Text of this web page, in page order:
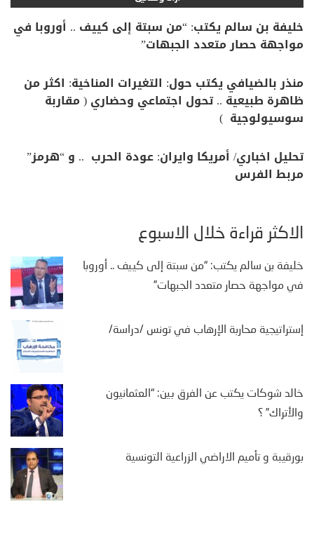
خليفة بن سالم يكتب: “من سبتة إلى كييف .. أوروبا في
مواجهة حصار متعدد الجبهات”
منذر بالضيافي يكتب حول: التغيرات المناخية: اكثر من
ظاهرة طبيعية .. تحول اجتماعي وحضاري ( مقاربة
سوسيولوجية )
تحليل اخباري/ أمريكا وايران: عودة الحرب .. و “هرمز”
مربط الفرس
الأكثر قراءة خلال الأسبوع
خليفة بن سالم يكتب: “من سبتة إلى كييف .. أوروبا
في مواجهة حصار متعدد الجبهات”
إستراتيجية محاربة الإرهاب في تونس /دراسة/
خالد شوكات يكتب عن الفرق بين: “العثمانيون
والأتراك” ؟
بورقيبة و تأميم الاراضي الزراعية التونسية